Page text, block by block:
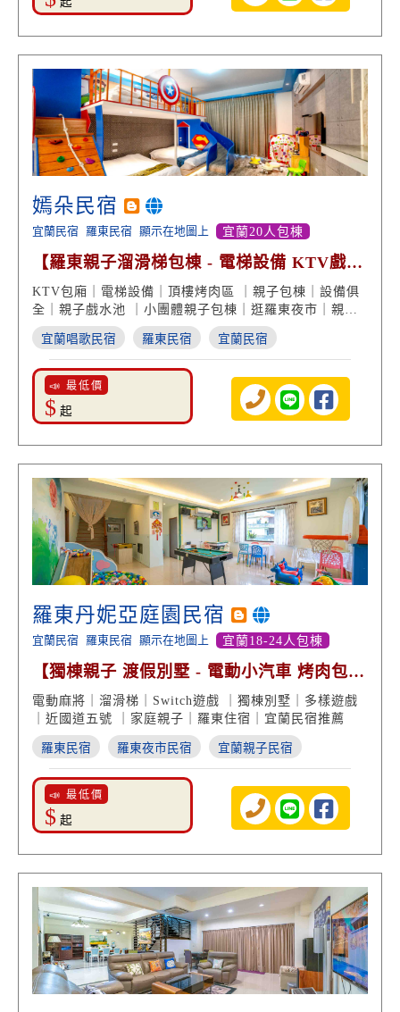
嫣朵民宿
宜蘭民宿 羅東民宿 顯示在地圖上 宜蘭20人包棟
【羅東親子溜滑梯包棟 - 電梯設備 KTV戲水
烤肉 一應俱全】
KTV包廂｜電梯設備｜頂樓烤肉區 ｜親子包棟｜設備俱
全｜親子戲水池 ｜小團體親子包棟｜逛羅東夜市｜親子
溜滑梯
宜蘭唱歌民宿 羅東民宿 宜蘭民宿
📣 最低價
$ 起
羅東丹妮亞庭園民宿
宜蘭民宿 羅東民宿 顯示在地圖上 宜蘭18-24人包棟
【獨棟親子 渡假別墅 - 電動小汽車 烤肉包棟
近國道五號】
電動麻將｜溜滑梯｜Switch遊戲 ｜獨棟別墅｜多樣遊戲
｜近國道五號 ｜家庭親子｜羅東住宿｜宜蘭民宿推薦
羅東民宿 羅東夜市民宿 宜蘭親子民宿
📣 最低價
$ 起